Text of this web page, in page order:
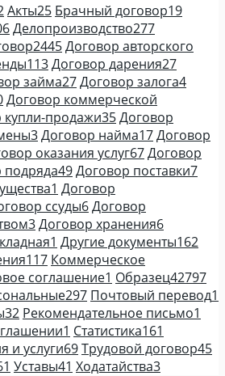
Акты25 Брачный договор19
Делопроизводство277
2445Договор авторского
113Договор дарения27
займа27Договор залога4
Договор коммерческой
купли-продажи35Договор
3Договор найма17Договор
оказания услуг67Договор
подряда49Договор поставки7
1 Договор
ссуды6Договор
3Договор хранения6
1 Другие документы162
117 Коммерческое
соглашение1 Образец42797
297 Почтовый перевод1
32 Рекомендательное письмо1
1 Статистика161
и услуги69Трудовой договор45
Уставы41 Ходатайства3